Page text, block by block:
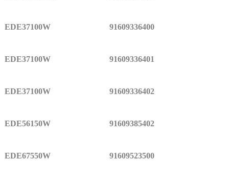
EDE37100W 91609336400
EDE37100W 91609336401
EDE37100W 91609336402
EDE56150W 91609385402
EDE67550W 91609523500